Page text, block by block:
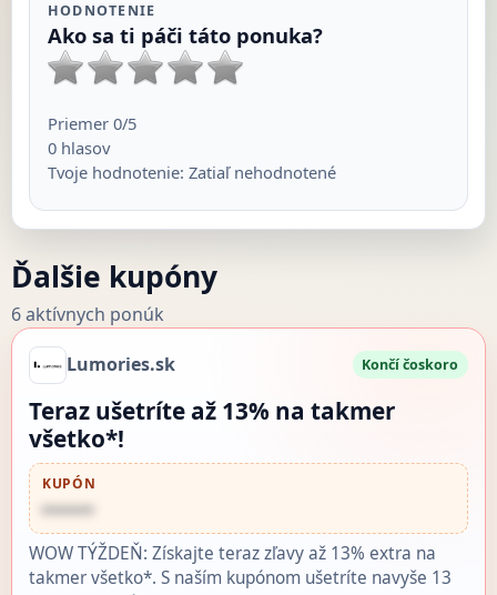
HODNOTENIE
Ako sa ti páči táto ponuka?
Priemer 0/5
0hlasov
Tvoje hodnotenie: Zatiaľ nehodnotené
Ďalšie kupóny
6 aktívnych ponúk
Lumories.sk Končí čoskoro
Teraz ušetríte až 13% na takmer
všetko*!
KUPÓN
••••••
WOW TÝŽDEŇ: Získajte teraz zľavy až 13% extra na
takmer všetko*. S naším kupónom ušetríte navyše 13